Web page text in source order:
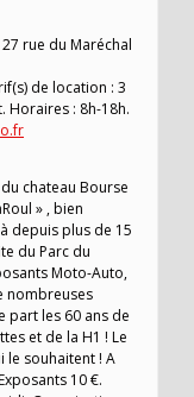
rue du Maréchal
de location : 3
Horaires : 8h-18h.
chateau Bourse
» , bien
depuis plus de 15
du Parc du
Moto-Auto,
nombreuses
part les 60 ans de
et de la H1 ! Le
le souhaitent ! A
10 €.